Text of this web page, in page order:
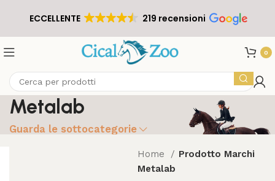
ECCELLENTE 219 recensioni
0
Metalab
Guarda le sottocategorie
Home
Prodotto Marchi
Metalab